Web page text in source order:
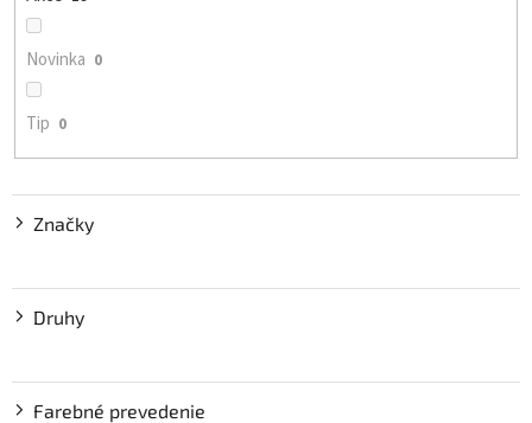
Novinka 0
Tip 0
Značky
Druhy
Farebné prevedenie